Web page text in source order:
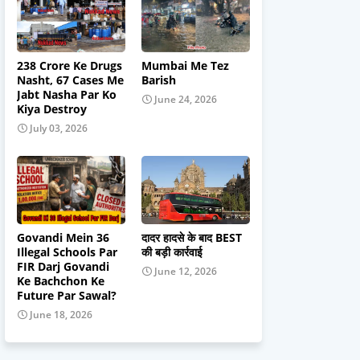
238 Crore Ke Drugs
Nasht, 67 Cases Me
Jabt Nasha Par Ko
Kiya Destroy
July 03, 2026
Mumbai Me Tez
Barish
June 24, 2026
Govandi Mein 36
Illegal Schools Par
FIR Darj Govandi
Ke Bachchon Ke
Future Par Sawal?
June 18, 2026
दादर हादसे के बाद BEST
की बड़ी कार्रवाई
June 12, 2026